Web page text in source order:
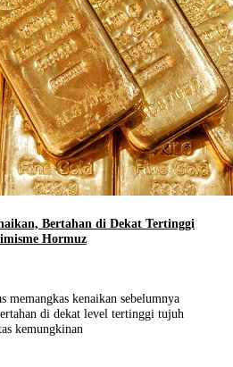
Bertahan di Dekat Tertinggi
Hormuz
memangkas kenaikan sebelumnya
di dekat level tertinggi tujuh
kemungkinan